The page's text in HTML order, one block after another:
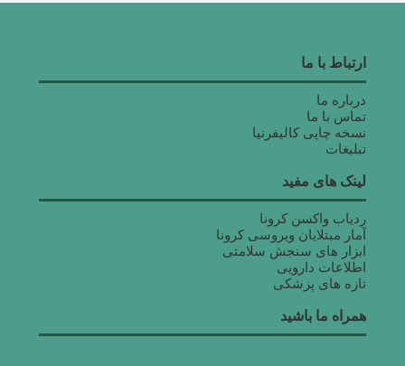
ارتباط با ما
درباره ما
تماس با ما
نسخه چاپی کالیفرنیا
تبلیغات
لینک های مفید
ردیاب واکسن کرونا
آمار مبتلایان ویروسی کرونا
ابزار های سنجش سلامتی
اطلاعات دارویی
تازه های پزشکی
همراه ما باشید